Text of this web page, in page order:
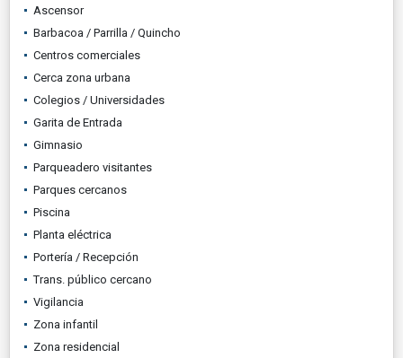
Ascensor
Barbacoa / Parrilla / Quincho
Centros comerciales
Cerca zona urbana
Colegios / Universidades
Garita de Entrada
Gimnasio
Parqueadero visitantes
Parques cercanos
Piscina
Planta eléctrica
Portería / Recepción
Trans. público cercano
Vigilancia
Zona infantil
Zona residencial